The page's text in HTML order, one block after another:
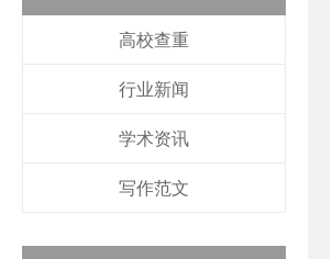
高校查重
行业新闻
学术资讯
写作范文